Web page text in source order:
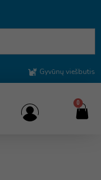
Gyvūnų viešbutis
0